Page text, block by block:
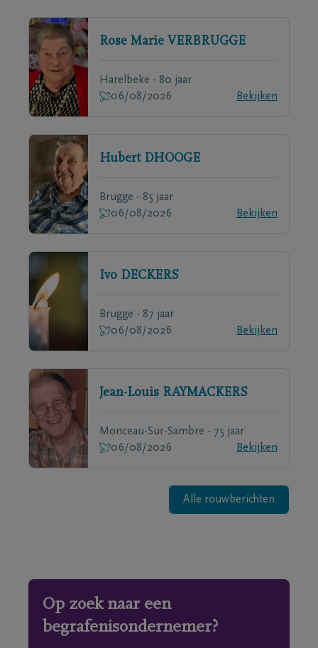
Rose Marie VERBRUGGE
Harelbeke - 80 jaar
06/08/2026
Bekijken
Hubert DHOOGE
Brugge - 85 jaar
06/08/2026
Bekijken
Ivo DECKERS
Brugge - 87 jaar
06/08/2026
Bekijken
Jean-Louis RAYMACKERS
Monceau-Sur-Sambre - 75 jaar
06/08/2026
Bekijken
Alle rouwberichten
Op zoek naar een
begrafenisondernemer?